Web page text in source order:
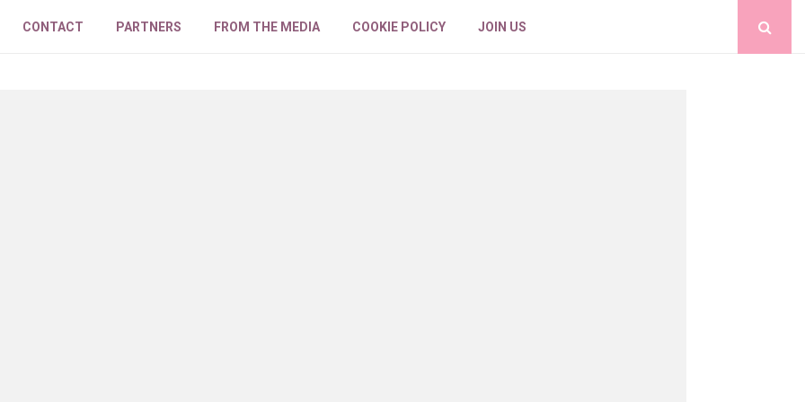
CONTACT PARTNERS FROM THE MEDIA COOKIE POLICY JOIN US